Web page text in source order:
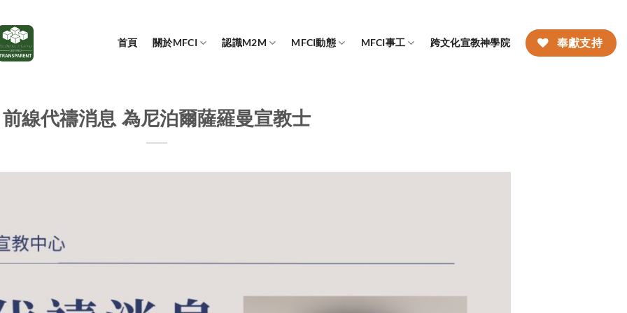
首頁 關於MFCI 認識M2M MFCI動態 MFCI事工 跨文化宣教神學院 奉獻支持
前線代禱消息 為尼泊爾薩羅曼宣教士